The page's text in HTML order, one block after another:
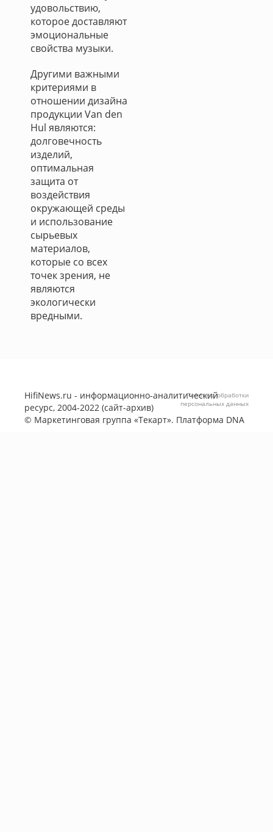
удовольствию,
которое доставляют
эмоциональные
свойства музыки.
Другими важными
критериями в
отношении дизайна
продукции Van den
Hul являются:
долговечность
изделий,
оптимальная
защита от
воздействия
окружающей среды
и использование
сырьевых
материалов,
которые со всех
точек зрения, не
являются
экологически
вредными.
HifiNews.ru - информационно-аналитический
ресурс, 2004-2022 (сайт-архив)
© Маркетинговая группа «Текарт». Платформа DNA
Политика обработки
персональных данных